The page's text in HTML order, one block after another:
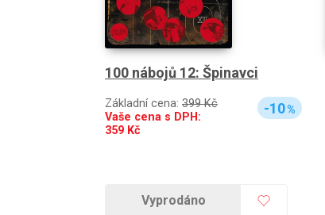
100 nábojů 12: Špinavci
Základní cena: 399 Kč
Vaše cena s DPH:
359 Kč
-10%
Vyprodáno